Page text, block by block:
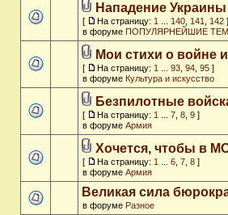
Нападение
[ На страницу: 1 140 141 142 ]
в форуме ПОПУЛЯРНЕЙШИЕ
Мои стихи о войне
[ На страницу: 1 93 94 95 ]
в форуме Культура и искусство
Безпилотные
[ На страницу: 1 7 8 9 ]
в форуме Армия
Хочется, чтобы в
[ На страницу: 1 6 7 8 ]
в форуме Армия
Великая сила
в форуме Разное